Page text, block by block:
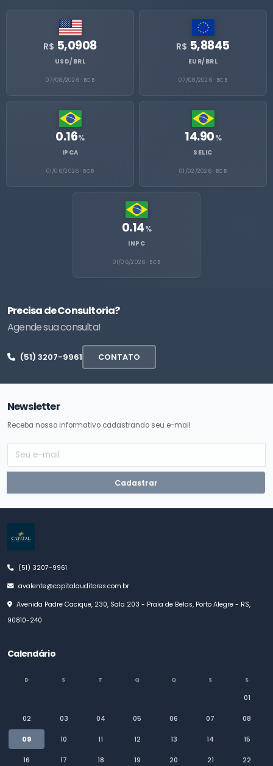
R$ 5,0908
USD/BRL
07/08/2026 · BCB
R$ 5,8845
EUR/BRL
07/08/2026 · BCB
0.16%
IPCA
01/06/2026 · BCB
14.90%
SELIC
01/02/2026 · BCB
0.14%
INPC
01/06/2026 · BCB
Precisa de Consultoria?
Agende sua consulta!
(51) 3207-9961 CONTATO
Newsletter
Receba nosso informativo cadastrando seu e-mail
Cadastrar
(51) 3207-9961
avalente@capitalauditores.com.br
Avenida Padre Cacique, 230, Sala 203 - Praia de Belas, Porto Alegre - RS,
90810-240
Calendário
D S T Q Q S S
01
02 03 04 05 06 07 08
09 10 11 12 13 14 15
16 17 18 19 20 21 22